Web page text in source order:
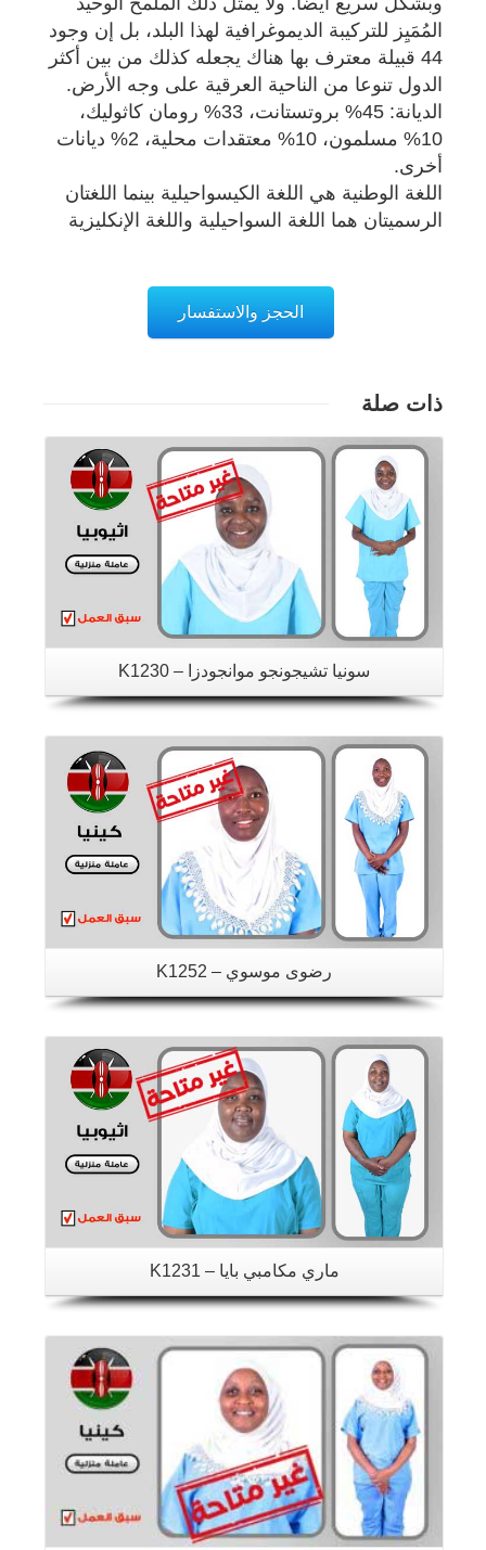
المُمَيِز للتركيبة الديموغرافية لهذا البلد، بل إن وجود
44 قبيلة معترف بها هناك يجعله كذلك من بين أكثر
الدول تنوعا من الناحية العرقية على وجه الأرض.
الديانة: 45% بروتستانت، 33% رومان كاثوليك،
10% مسلمون، 10% معتقدات محلية، 2% ديانات
أخرى.
اللغة الوطنية هي اللغة الكيسواحيلية بينما اللغتان
الرسميتان هما اللغة السواحيلية واللغة الإنكليزية
الحجز والاستفسار
ذات صلة
سونيا تشيجونجو موانجودزا – K1230
رضوى موسوي – K1252
ماري مكامبي بايا – K1231